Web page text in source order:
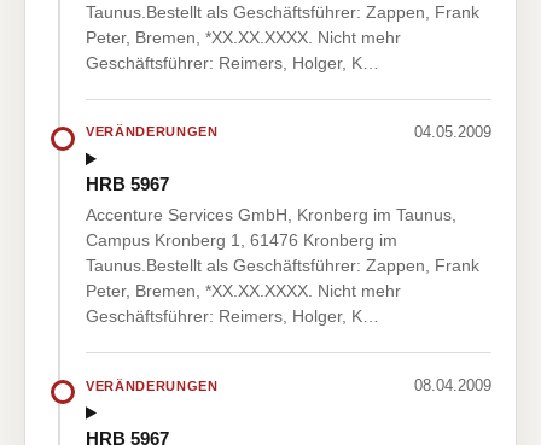
Taunus.Bestellt als Geschäftsführer: Zappen, Frank
Peter, Bremen, *XX.XX.XXXX. Nicht mehr
Geschäftsführer: Reimers, Holger, K…
VERÄNDERUNGEN 04.05.2009
HRB 5967
Accenture Services GmbH, Kronberg im Taunus,
Campus Kronberg 1, 61476 Kronberg im
Taunus.Bestellt als Geschäftsführer: Zappen, Frank
Peter, Bremen, *XX.XX.XXXX. Nicht mehr
Geschäftsführer: Reimers, Holger, K…
VERÄNDERUNGEN 08.04.2009
HRB 5967